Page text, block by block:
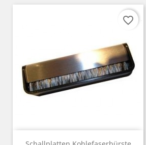
favorite_border